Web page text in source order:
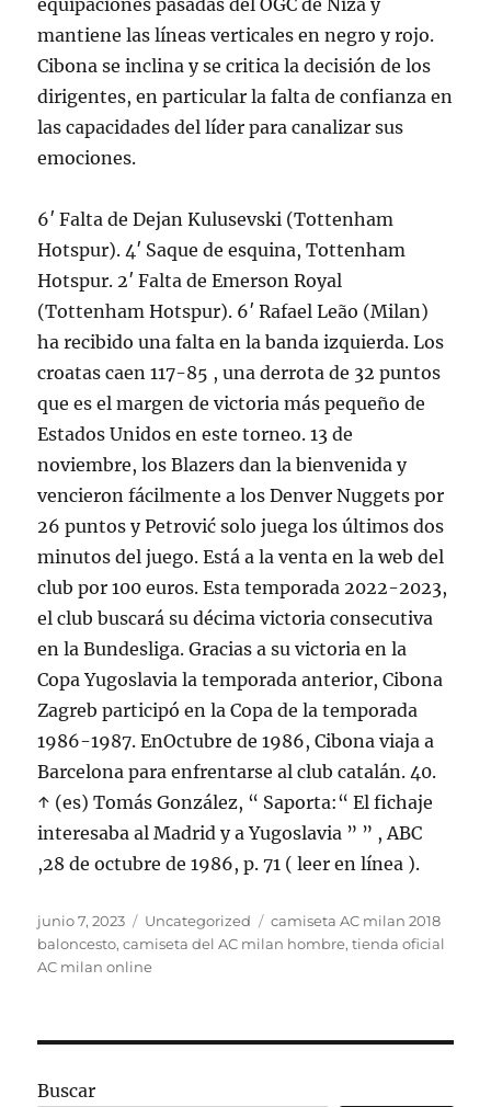
equipaciones pasadas del OGC de Niza y
mantiene las líneas verticales en negro y rojo.
Cibona se inclina y se critica la decisión de los
dirigentes, en particular la falta de confianza en
las capacidades del líder para canalizar sus
emociones.
6′ Falta de Dejan Kulusevski (Tottenham
Hotspur). 4′ Saque de esquina, Tottenham
Hotspur. 2′ Falta de Emerson Royal
(Tottenham Hotspur). 6′ Rafael Leão (Milan)
ha recibido una falta en la banda izquierda. Los
croatas caen 117-85 , una derrota de 32 puntos
que es el margen de victoria más pequeño de
Estados Unidos en este torneo. 13 de
noviembre, los Blazers dan la bienvenida y
vencieron fácilmente a los Denver Nuggets por
26 puntos y Petrović solo juega los últimos dos
minutos del juego. Está a la venta en la web del
club por 100 euros. Esta temporada 2022-2023,
el club buscará su décima victoria consecutiva
en la Bundesliga. Gracias a su victoria en la
Copa Yugoslavia la temporada anterior, Cibona
Zagreb participó en la Copa de la temporada
1986-1987. EnOctubre de 1986, Cibona viaja a
Barcelona para enfrentarse al club catalán. 40.
↑ (es) Tomás González, “ Saporta:“ El fichaje
interesaba al Madrid y a Yugoslavia ” ” , ABC
,28 de octubre de 1986, p. 71 ( leer en línea ).
Publicado
el
junio 7, 2023 Categorías
Uncategorized Etiquetas
camiseta AC milan 2018
baloncesto,camiseta del AC milan hombre,tienda oficial
AC milan online
Buscar